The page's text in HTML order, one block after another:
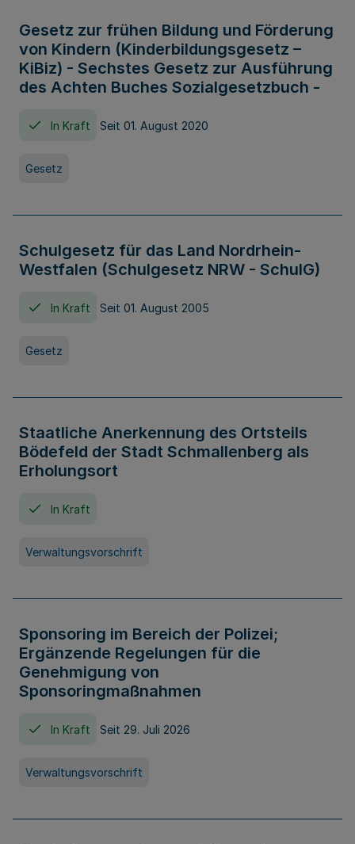
Gesetz zur frühen Bildung und Förderung
von Kindern (Kinderbildungsgesetz –
KiBiz) - Sechstes Gesetz zur Ausführung
des Achten Buches Sozialgesetzbuch -
In Kraft Seit 01. August 2020
Gesetz
Schulgesetz für das Land Nordrhein-
Westfalen (Schulgesetz NRW - SchulG)
In Kraft Seit 01. August 2005
Gesetz
Staatliche Anerkennung des Ortsteils
Bödefeld der Stadt Schmallenberg als
Erholungsort
In Kraft
Verwaltungsvorschrift
Sponsoring im Bereich der Polizei;
Ergänzende Regelungen für die
Genehmigung von
Sponsoringmaßnahmen
In Kraft Seit 29. Juli 2026
Verwaltungsvorschrift